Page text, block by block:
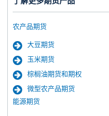
农产品期货
大豆期货
玉米期货
棕榈油期货和期权
微型农产品期货
能源期货